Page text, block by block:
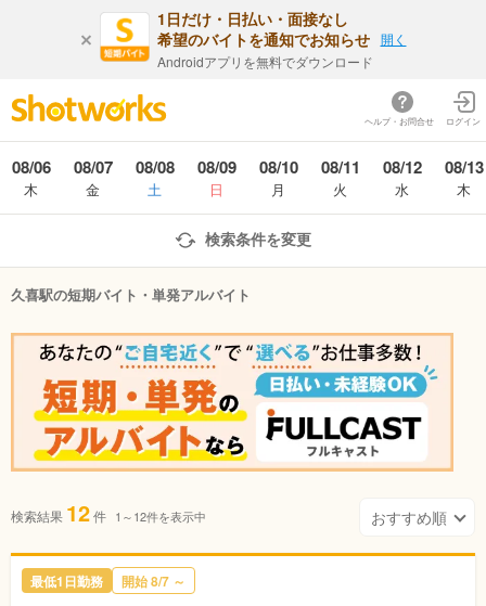
1日だけ・日払い・面接なし
希望のバイトを通知でお知らせ
Androidアプリを無料でダウンロード
開く
ヘルプ・お問合せ ログイン
08/06
木
08/07
金
08/08
土
08/09
日
08/10
月
08/11
火
08/12
水
08/13
木
検索条件を変更
久喜駅の短期バイト・単発アルバイト
検索結果 12件 1～12件を表示中
最低1日勤務 開始 8/7 ～